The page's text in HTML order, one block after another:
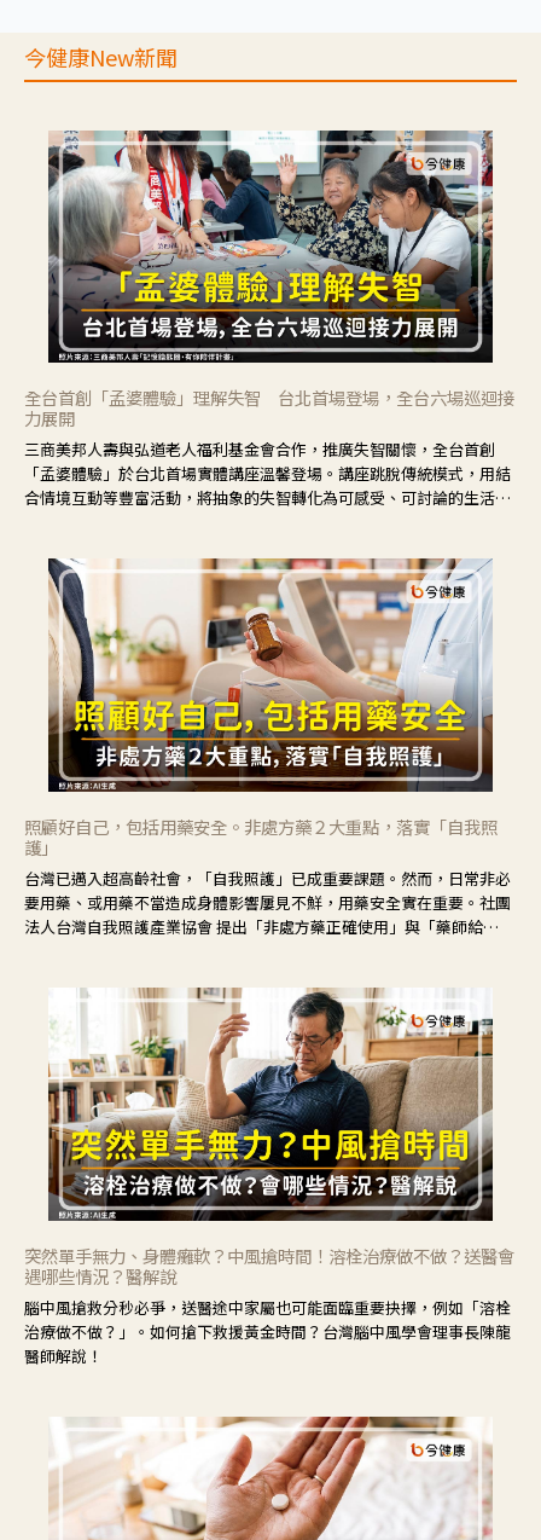
今健康New新聞
全台首創「孟婆體驗」理解失智 台北首場登場，全台六場巡迴接
力展開
三商美邦人壽與弘道老人福利基金會合作，推廣失智關懷，全台首創
「孟婆體驗」於台北首場實體講座溫馨登場。講座跳脫傳統模式，用結
合情境互動等豐富活動，將抽象的失智轉化為可感受、可討論的生活情
照顧好自己，包括用藥安全。非處方藥２大重點，落實「自我照
護」
台灣已邁入超高齡社會，「自我照護」已成重要課題。然而，日常非必
要用藥、或用藥不當造成身體影響屢見不鮮，用藥安全實在重要。社團
法人台灣自我照護產業協會 提出「非處方藥正確使用」與「藥師給
突然單手無力、身體癱軟？中風搶時間！溶栓治療做不做？送醫會
遇哪些情況？醫解說
腦中風搶救分秒必爭，送醫途中家屬也可能面臨重要抉擇，例如「溶栓
治療做不做？」。如何搶下救援黃金時間？台灣腦中風學會理事長陳龍
醫師解說！